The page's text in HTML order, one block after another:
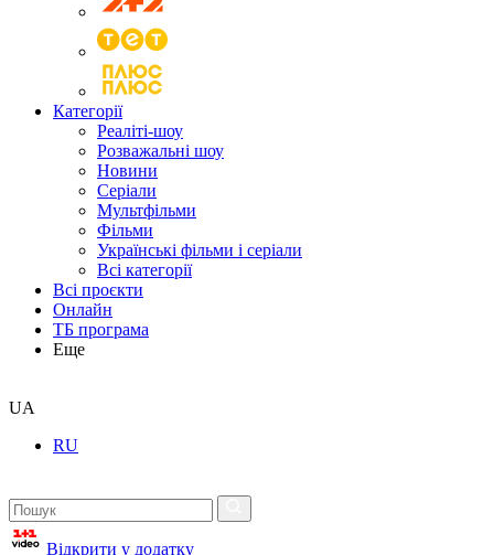
Категорії
Реаліті-шоу
Розважальні шоу
Новини
Серіали
Мультфільми
Фільми
Українські фільми і серіали
Всі категорії
Всі проєкти
Онлайн
ТБ програма
Еще
UA
RU
Відкрити у додатку